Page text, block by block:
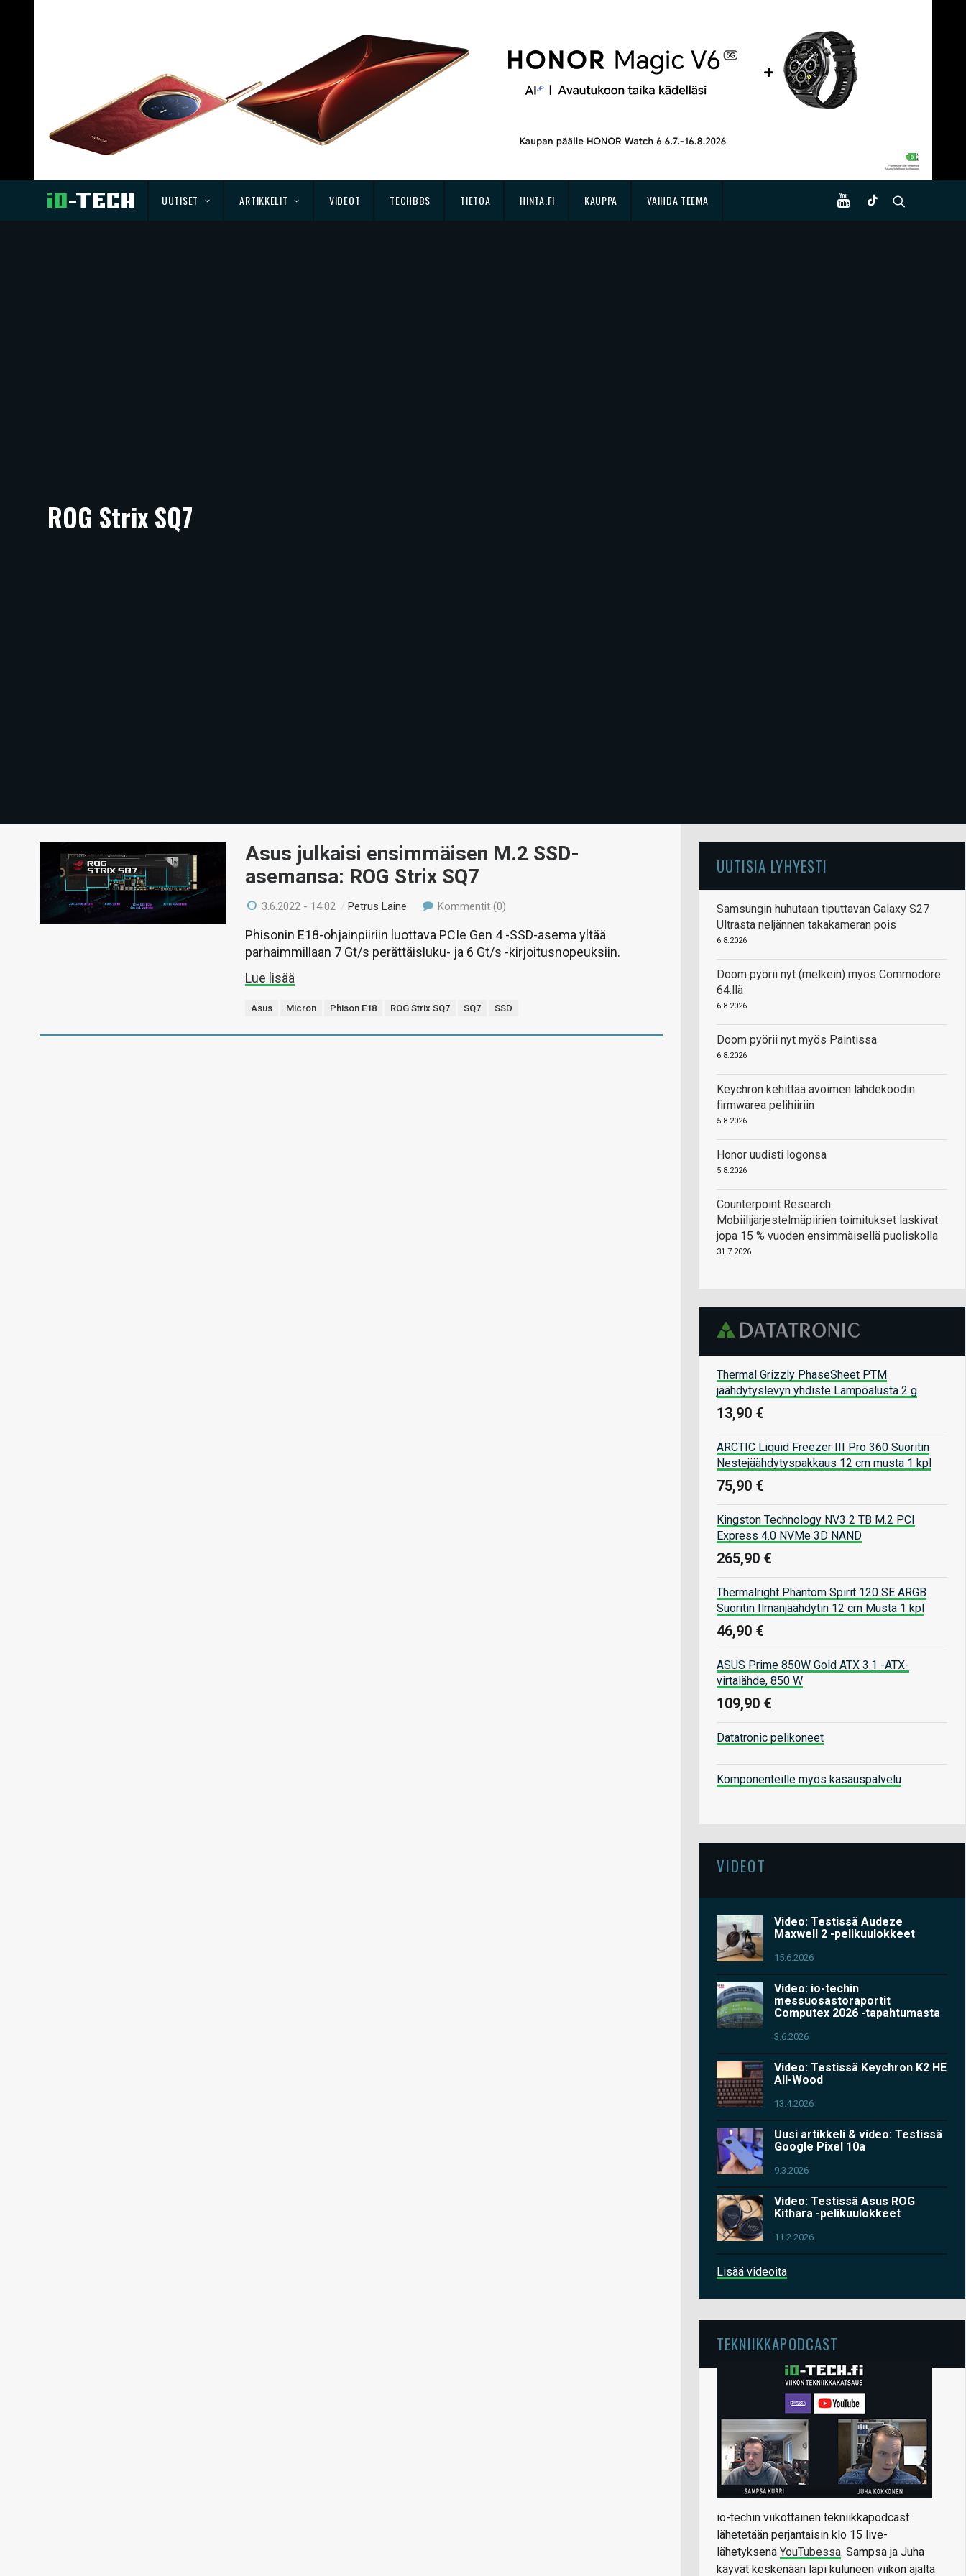
UUTISET ARTIKKELIT VIDEOT TECHBBS TIETOA HINTA.FI KAUPPA VAIHDA TEEMA
ROG Strix SQ7
Asus julkaisi ensimmäisen M.2 SSD-
asemansa: ROG Strix SQ7
3.6.2022 - 14:02 /Petrus Laine Kommentit (0)
Phisonin E18-ohjainpiiriin luottava PCIe Gen 4 -SSD-asema yltää
parhaimmillaan 7 Gt/s perättäisluku- ja 6 Gt/s -kirjoitusnopeuksiin.
Lue lisää
Asus Micron Phison E18 ROG Strix SQ7 SQ7 SSD
UUTISIA LYHYESTI
Samsungin huhutaan tiputtavan Galaxy S27
Ultrasta neljännen takakameran pois
6.8.2026
Doom pyörii nyt (melkein) myös Commodore
64:llä
6.8.2026
Doom pyörii nyt myös Paintissa
6.8.2026
Keychron kehittää avoimen lähdekoodin
firmwarea pelihiiriin
5.8.2026
Honor uudisti logonsa
5.8.2026
Counterpoint Research:
Mobiilijärjestelmäpiirien toimitukset laskivat
jopa 15 % vuoden ensimmäisellä puoliskolla
31.7.2026
Thermal Grizzly PhaseSheet PTM
jäähdytyslevyn yhdiste Lämpöalusta 2 g
13,90 €
ARCTIC Liquid Freezer III Pro 360 Suoritin
Nestejäähdytyspakkaus 12 cm musta 1 kpl
75,90 €
Kingston Technology NV3 2 TB M.2 PCI
Express 4.0 NVMe 3D NAND
265,90 €
Thermalright Phantom Spirit 120 SE ARGB
Suoritin Ilmanjäähdytin 12 cm Musta 1 kpl
46,90 €
ASUS Prime 850W Gold ATX 3.1 -ATX-
virtalähde, 850 W
109,90 €
Datatronic pelikoneet
Komponenteille myös kasauspalvelu
VIDEOT
Video: Testissä Audeze
Maxwell 2 -pelikuulokkeet
15.6.2026
Video: io-techin
messuosastoraportit
Computex 2026 -tapahtumasta
3.6.2026
Video: Testissä Keychron K2 HE
All-Wood
13.4.2026
Uusi artikkeli & video: Testissä
Google Pixel 10a
9.3.2026
Video: Testissä Asus ROG
Kithara -pelikuulokkeet
11.2.2026
Lisää videoita
TEKNIIKKAPODCAST
io-techin viikottainen tekniikkapodcast
lähetetään perjantaisin klo 15 live-
lähetyksenä YouTubessa. Sampsa ja Juha
käyvät keskenään läpi kuluneen viikon ajalta